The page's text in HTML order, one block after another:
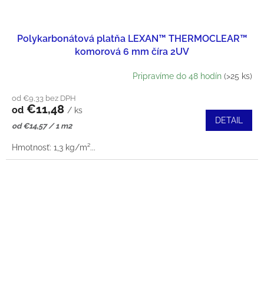
Polykarbonátová platňa LEXAN™ THERMOCLEAR™
komorová 6 mm číra 2UV
Pripravíme do 48 hodín (>25 ks)
od €9,33 bez DPH
od €11,48 / ks
Jednotková
od €14,57 / 1 m2
DETAIL
Hmotnosť: 1,3 kg/m²...